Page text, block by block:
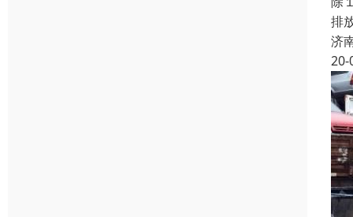
排
济
20-